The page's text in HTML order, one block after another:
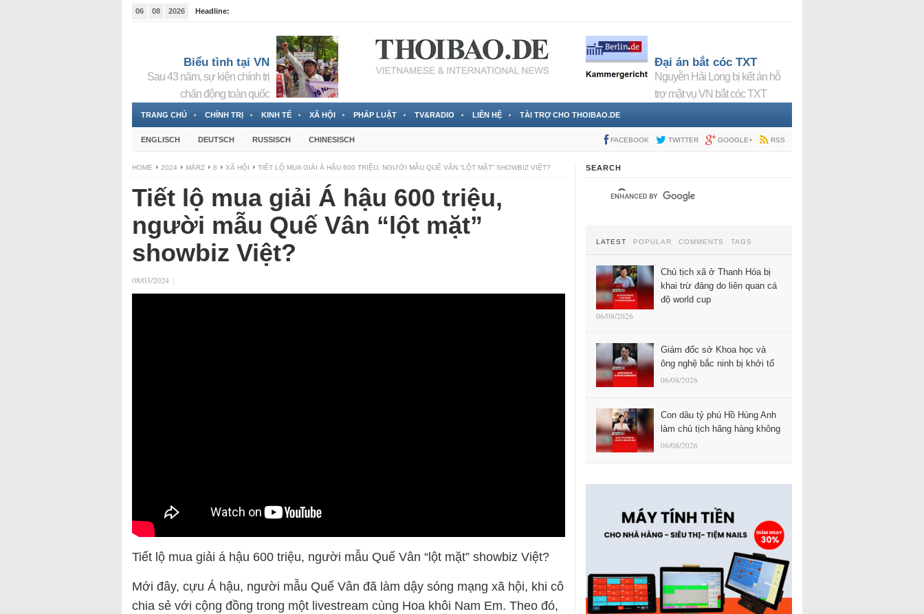
06 08 2026
Headline:
Biểu tình tại VN
Sau 43 năm, sự kiện chính trị
chấn động toàn quốc
Đại án bắt cóc TXT
Nguyễn Hải Long bị kết án hỗ
trợ mật vụ VN bắt cóc TXT
TRANG CHỦ CHÍNH TRỊ KINH TẾ XÃ HỘI PHÁP LUẬT TV&RADIO LIÊN HỆ TÀI TRỢ CHO THOIBAO.DE
ENGLISCH DEUTSCH RUSSISCH CHINESISCH FACEBOOK TWITTER GOOGLE+ RSS
HOME 2024 MÄRZ 8 XÃ HỘI TIẾT LỘ MUA GIẢI Á HẬU 600 TRIỆU, NGƯỜI MẪU QUẾ VÂN “LỘT MẶT” SHOWBIZ VIỆT?
Tiết lộ mua giải Á hậu 600 triệu,
người mẫu Quế Vân “lột mặt”
showbiz Việt?
08/03/2024 |
Tiết lộ mua giải á hậu 600 triệu, người mẫu Quế Vân “lột mặt” showbiz Việt?
Mới đây, cựu Á hậu, người mẫu Quế Vân đã làm dậy sóng mạng xã hội, khi cô
chia sẻ với cộng đồng trong một livestream cùng Hoa khôi Nam Em. Theo đó,
SEARCH
LATEST POPULAR COMMENTS TAGS
Chủ tịch xã ở Thanh Hóa bị
khai trừ đảng do liên quan cá
độ world cup
06/08/2026
Giám đốc sở Khoa học và
ông nghệ bắc ninh bị khởi tố
06/08/2026
Con dâu tỷ phú Hồ Hùng Anh
làm chủ tịch hãng hàng không
06/08/2026